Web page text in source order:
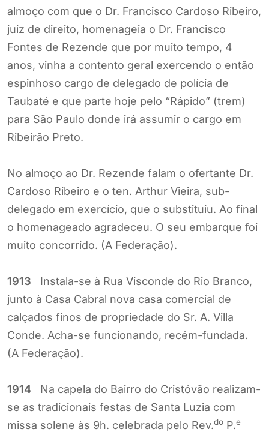
almoço com que o Dr. Francisco Cardoso Ribeiro,
juiz de direito, homenageia o Dr. Francisco
Fontes de Rezende que por muito tempo, 4
anos, vinha a contento geral exercendo o então
espinhoso cargo de delegado de polícia de
Taubaté e que parte hoje pelo “Rápido” (trem)
para São Paulo donde irá assumir o cargo em
Ribeirão Preto.
No almoço ao Dr. Rezende falam o ofertante Dr.
Cardoso Ribeiro e o ten. Arthur Vieira, sub-
delegado em exercício, que o substituiu. Ao final
o homenageado agradeceu. O seu embarque foi
muito concorrido. (A Federação).
1913 Instala-se à Rua Visconde do Rio Branco,
junto à Casa Cabral nova casa comercial de
calçados finos de propriedade do Sr. A. Villa
Conde. Acha-se funcionando, recém-fundada.
(A Federação).
1914 Na capela do Bairro do Cristóvão realizam-
se as tradicionais festas de Santa Luzia com
missa solene às 9h. celebrada pelo Rev.do P.e